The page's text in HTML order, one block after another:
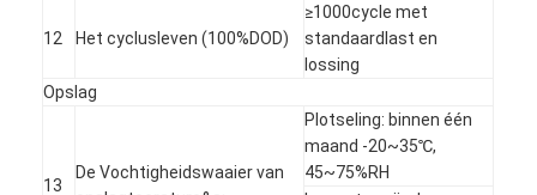
Huis
Producten
12 Het cyclusleven (100%DOD)
≥1000cycle met
standaardlast en
lossing
Opslag
13
De Vochtigheidswaaier van
Plotseling: binnen één
maand -20~35℃,
45~75%RH